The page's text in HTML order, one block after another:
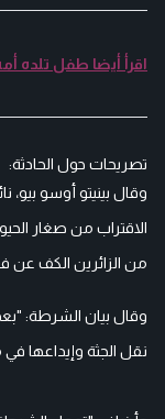
اقرأ أيضا ‏طفل تلده
تصريحات حول الحادثة:
وقال بينيتو أوسو بيو،
الاقتراب من صغار
من الزائرين الكف
وقال بيان الشرطة:
نقل الجثة